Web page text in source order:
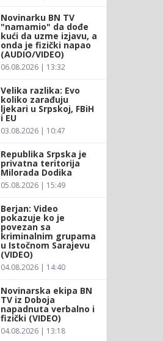
Novinarku BN TV
"namamio" da dođe
kući da uzme izjavu, a
onda je fizički napao
(AUDIO/VIDEO)
06.08.2026 | 13:32
Velika razlika: Evo
koliko zarađuju
ljekari u Srpskoj, FBiH
i EU
03.08.2026 | 10:47
Republika Srpska je
privatna teritorija
Milorada Dodika
05.08.2026 | 15:49
Berjan: Video
pokazuje ko je
povezan sa
kriminalnim grupama
u Istočnom Sarajevu
(VIDEO)
04.08.2026 | 14:40
Novinarska ekipa BN
TV iz Doboja
napadnuta verbalno i
fizički (VIDEO)
04.08.2026 | 13:18